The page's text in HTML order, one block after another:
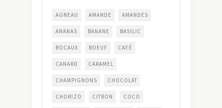
AGNEAU AMANDE AMANDES
ANANAS BANANE BASILIC
BOCAUX BOEUF CAFÉ
CANARD CARAMEL
CHAMPIGNONS CHOCOLAT
CHORIZO CITRON COCO